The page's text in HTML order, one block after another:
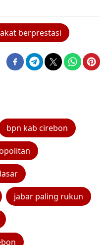
berprestasi
bpn kab cirebon
jabar paling rukun